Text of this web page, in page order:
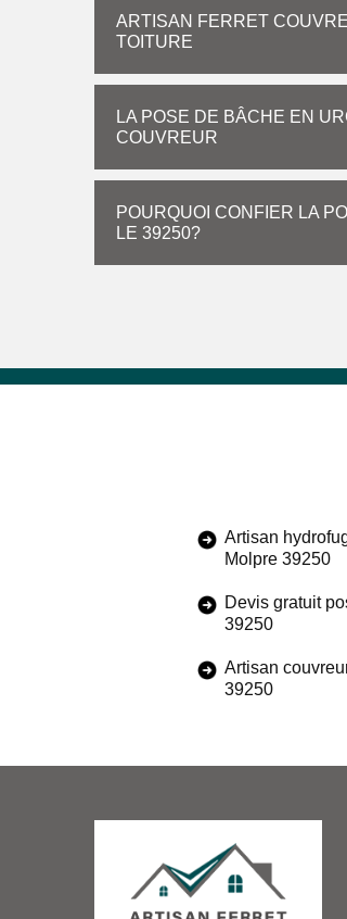
ARTISAN FERRET
TOITURE
LA POSE DE BÂCHE EN
COUVREUR
POURQUOI CONFIER LA
LE 39250?
Artisan
Molpre 39250
Devis gratuit
39250
Artisan
39250